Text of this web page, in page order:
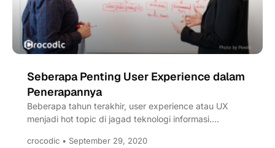
Seberapa Penting User Experience dalam
Penerapannya
Beberapa tahun terakhir, user experience atau UX
menjadi hot topic di jagad teknologi informasi.
crocodic • September 29, 2020